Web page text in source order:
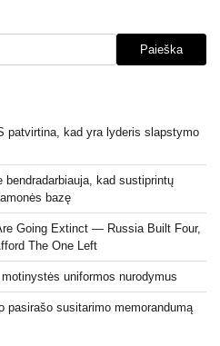
Paieška
patvirtina, kad yra lyderis slapstymo
kad sustiprintų
bazę
Going Extinct — Russia Built Four,
The One Left
uniformos nurodymus
pasirašo susitarimo memorandumą